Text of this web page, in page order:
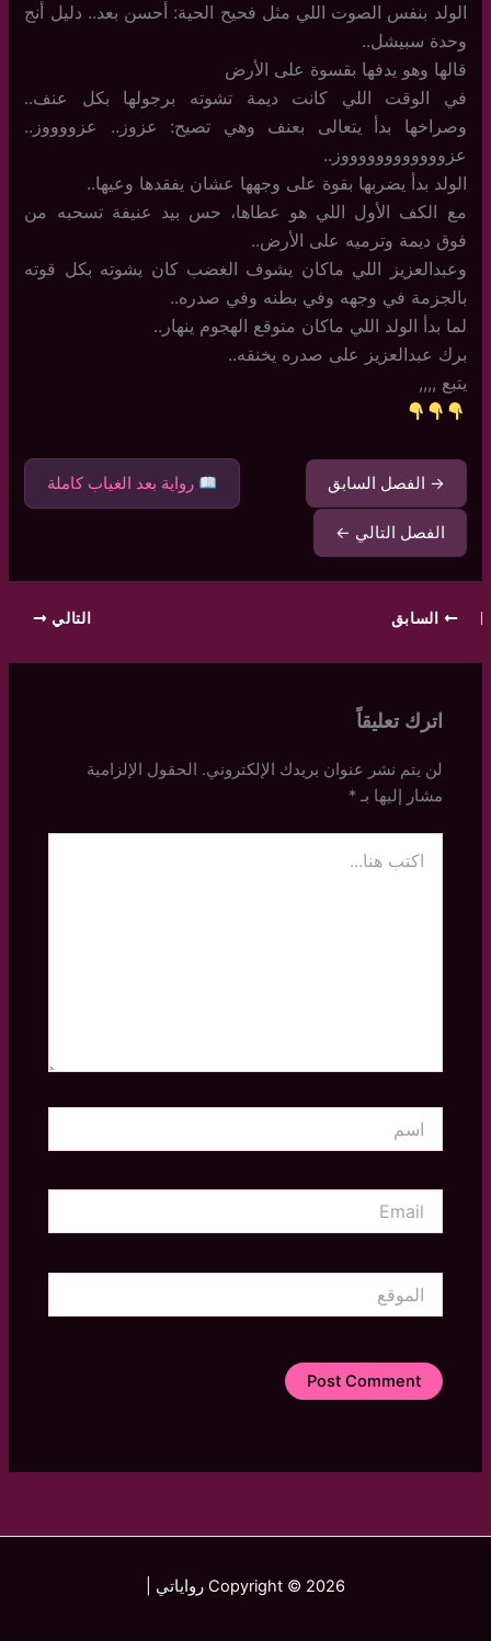
الولد بنفس الصوت اللي مثل فحيح الحية: أحسن بعد.. دليل أنج
وحدة سبيشل..
قالها وهو يدفها بقسوة على الأرض
في الوقت اللي كانت ديمة تشوته برجولها بكل عنف..
وصراخها بدأ يتعالى بعنف وهي تصيح: عزوز.. عزووووز..
عزووووووووووووز..
الولد بدأ يضربها بقوة على وجهها عشان يفقدها وعيها..
مع الكف الأول اللي هو عطاها، حس بيد عنيفة تسحبه من
فوق ديمة وترميه على الأرض..
وعبدالعزيز اللي ماكان يشوف الغضب كان يشوته بكل قوته
بالجزمة في وجهه وفي بطنه وفي صدره..
لما بدأ الولد اللي ماكان متوقع الهجوم ينهار..
برك عبدالعزيز على صدره يخنقه..
يتبع ,,,,
→ الفصل السابق رواية بعد الغياب كاملة
الفصل التالي ←
السابق التالي
اترك تعليقاً
لن يتم نشر عنوان بريدك الإلكتروني. الحقول الإلزامية
مشار إليها بـ*
هنا...
Copyright © 2026 رواياتي |